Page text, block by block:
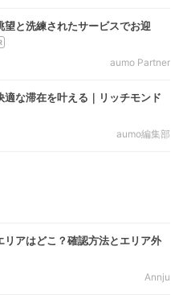
望と洗練されたサービスでお迎
aumo Partner
適な滞在を叶える｜リッチモンド
aumo編集部
リアはどこ？確認方法とエリア外
Annju